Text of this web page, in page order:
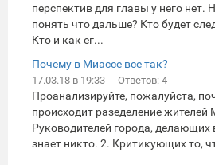
перспектив для главы у него нет.
понять что дальше? Кто будет
Кто и как ег...
Почему в Миассе все так?
17.03.18 в 19:33 - Ответов: 4
Проанализируйте, пожалуйста,
происходит разеделение жителей
Руководителей города, делающих
знает никто. 2. Критикующих то,